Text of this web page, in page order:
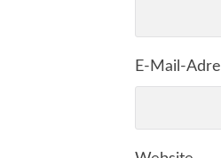
E-Mail-